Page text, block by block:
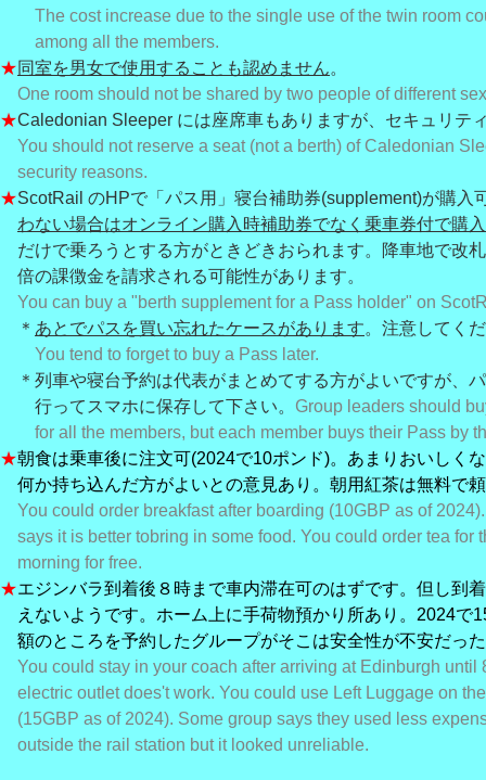
The cost increase due to the single use of the twin room
among all the members.
★同室を男女で使用することも認めません。
One room should not be shared by two people of different
★Caledonian Sleeper には座席車もありますが、セキュリテ
You should not reserve a seat (not a berth) of Caledonian
security reasons.
★ScotRail のHPで「パス用」寝台補助券(supplement)が購入
わない場合はオンライン購入時補助券でなく乗車券付で購
だけで乗ろうとする方がときどきおられます。降車地で改
倍の課徴金を請求される可能性があります。
You can buy a "berth supplement for a Pass holder" on
＊ あとでパスを買い忘れたケースがあります。注意してく
You tend to forget to buy a Pass later.
＊列車や寝台予約は代表がまとめてする方がよいですが、
行ってスマホに保存して下さい。 Group leaders should
for all the members, but each member buys their Pass by
★朝食は乗車後に注文可(2024で10ポンド)。あまりおいしく
何か持ち込んだ方がよいとの意見あり。朝用紅茶は無料で
You could order breakfast after boarding (10GBP as of
says it is better tobring in some food. You could order tea for
morning for free.
★エジンバラ到着後８時まで車内滞在可のはずです。但し到
えないようです。ホーム上に手荷物預かり所あり。2024で
額のところを予約したグループがそこは安全性が不安だっ
You could stay in your coach after arriving at Edinburgh until
electric outlet does't work. You could use Left Luggage on
(15GBP as of 2024). Some group says they used less
outside the rail station but it looked unreliable.